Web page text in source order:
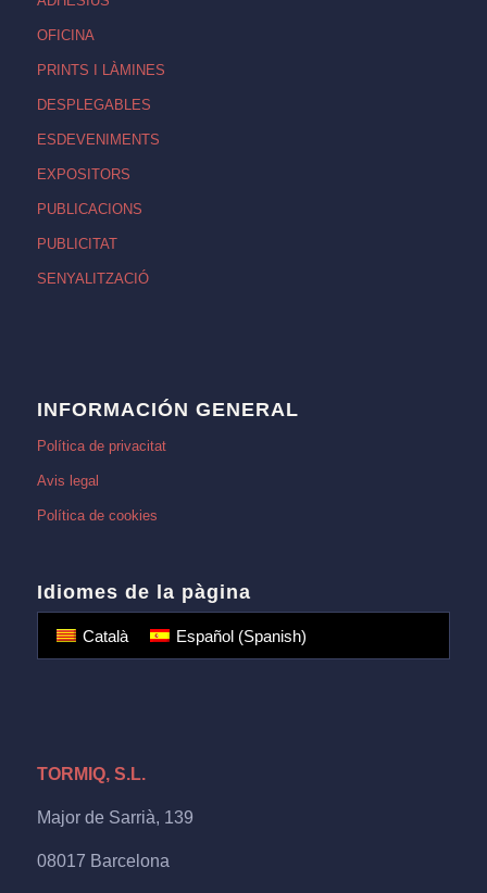
OFICINA
PRINTS I LÀMINES
DESPLEGABLES
ESDEVENIMENTS
EXPOSITORS
PUBLICACIONS
PUBLICITAT
SENYALITZACIÓ
INFORMACIÓN GENERAL
Política de privacitat
Avis legal
Política de cookies
Idiomes de la pàgina
Català Español(Spanish)
TORMIQ, S.L.
Major de Sarrià, 139
08017 Barcelona